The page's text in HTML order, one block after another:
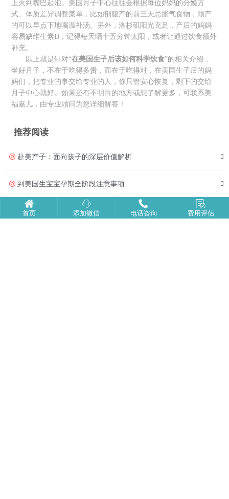
上火到嘴巴起泡。美国月子中心往往会根据每位妈妈的分娩方
式、体质差异调整菜单，比如剖腹产的前三天忌胀气食物，顺产
的可以早点下地喝温补汤。另外，洛杉矶阳光充足，产后的妈妈
容易缺维生素D，记得每天晒十五分钟太阳，或者让通过饮食额外
补充。
以上就是针对“在美国生子后该如何科学饮食”的相关介绍，
坐好月子，不在于吃得多贵，而在于吃得对，在美国生子后的妈
妈们，把专业的事交给专业的人，你只管安心恢复，剩下的交给
月子中心就好。如果还有不明白的地方或想了解更多，可联系美
福嘉儿，由专业顾问为您详细解答！
推荐阅读
赴美产子：面向孩子的深层价值解析
到美国生宝宝孕期全阶段注意事项
去美国生孩子全流程的核心细节
首页 添加微信 电话咨询 费用评估